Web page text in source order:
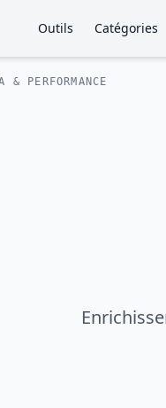
Outils Catégories
& PERFORMANCE